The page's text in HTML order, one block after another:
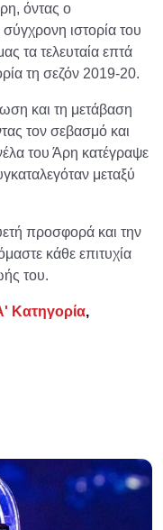
όντας ο
ιστορία του
τα τελευταία επτά
τη σεζόν 2019-20.
και τη μετάβαση
τον σεβασμό και
του Άρη κατέγραψε
μεταξύ
προσφορά και την
κάθε επιτυχία
του.
Κατηγορία,